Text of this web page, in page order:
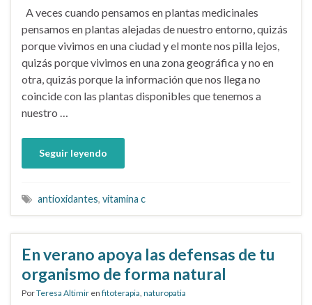
A veces cuando pensamos en plantas medicinales
pensamos en plantas alejadas de nuestro entorno, quizás
porque vivimos en una ciudad y el monte nos pilla lejos,
quizás porque vivimos en una zona geográfica y no en
otra, quizás porque la información que nos llega no
coincide con las plantas disponibles que tenemos a
nuestro …
Seguir leyendo
antioxidantes, vitamina c
En verano apoya las defensas de tu
organismo de forma natural
PorTeresa Altimir en fitoterapia naturopatia